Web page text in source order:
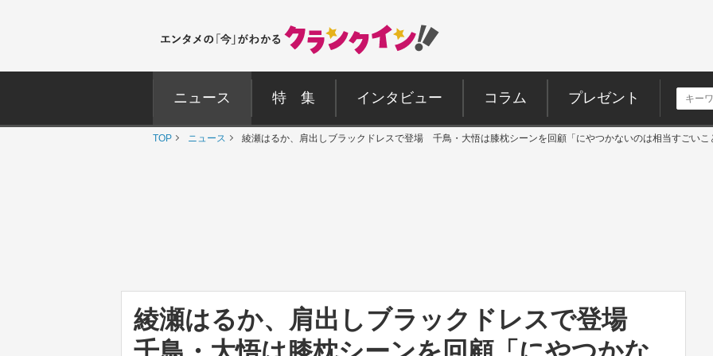
ニュース 特 集 インタビュー コラム プレゼント
TOP ニュース 綾瀬はるか、肩出しブラックドレスで登場 千鳥・大悟は膝枕シーンを回顧「にやつかないのは相当すごいこ
綾瀬はるか、肩出しブラックドレスで登場